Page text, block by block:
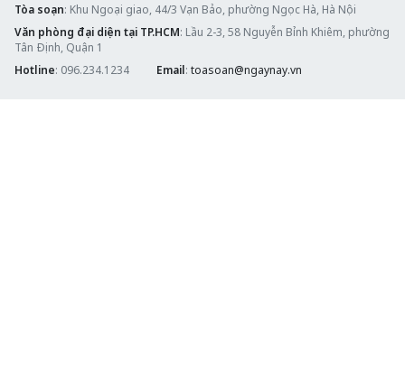
Tòa soạn: Khu Ngoại giao, 44/3 Vạn Bảo, phường Ngọc Hà, Hà Nội
Văn phòng đại diện tại TP.HCM: Lầu 2-3, 58 Nguyễn Bỉnh Khiêm, phường
Tân Định, Quận 1
Hotline: 096.234.1234 Email: toasoan@ngaynay.vn